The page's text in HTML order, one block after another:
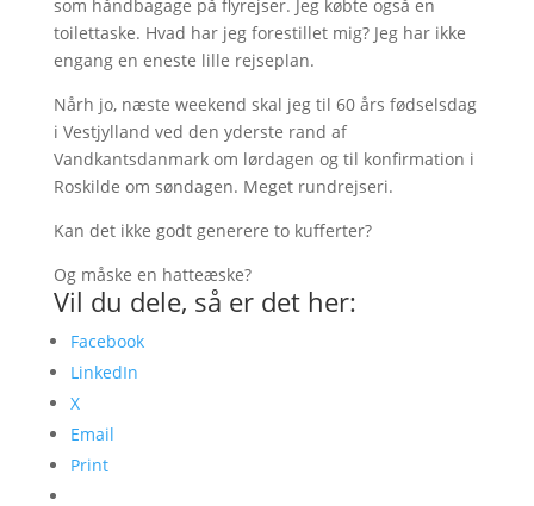
som håndbagage på flyrejser. Jeg købte også en
toilettaske. Hvad har jeg forestillet mig? Jeg har ikke
engang en eneste lille rejseplan.
Nårh jo, næste weekend skal jeg til 60 års fødselsdag
i Vestjylland ved den yderste rand af
Vandkantsdanmark om lørdagen og til konfirmation i
Roskilde om søndagen. Meget rundrejseri.
Kan det ikke godt generere to kufferter?
Og måske en hatteæske?
Vil du dele, så er det her:
Facebook
LinkedIn
X
Email
Print